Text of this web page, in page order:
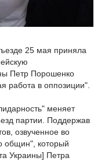
25 мая приняла
Петр Порошенко
работа в оппозиции".
меняет
партии. Поддержав
озвученное во
который
Украины] Петра